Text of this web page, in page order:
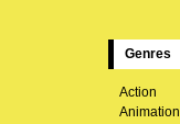
Genres
Action
Animation